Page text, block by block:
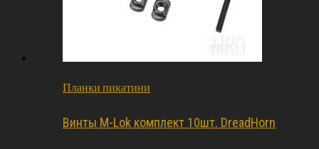
Планки пикатини
Винты M-Lok комплект 10шт. DreadHorn